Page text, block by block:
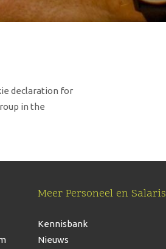
declaration for
in the
Meer Personeel en Salaris
Kennisbank
Nieuws